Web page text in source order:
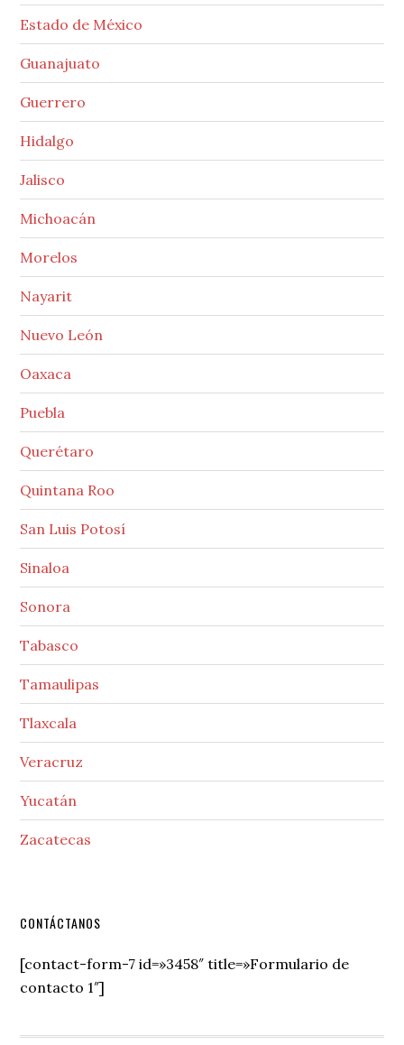
Estado de México
Guanajuato
Guerrero
Hidalgo
Jalisco
Michoacán
Morelos
Nayarit
Nuevo León
Oaxaca
Puebla
Querétaro
Quintana Roo
San Luis Potosí
Sinaloa
Sonora
Tabasco
Tamaulipas
Tlaxcala
Veracruz
Yucatán
Zacatecas
Secondary
Sidebar
CONTÁCTANOS
[contact-form-7 id=»3458″ title=»Formulario de
contacto 1″]